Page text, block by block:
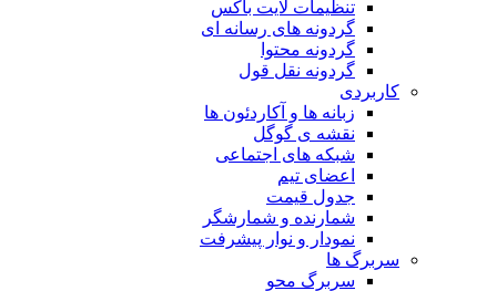
تنظیمات لایت باکس
گردونه های رسانه ای
گردونه محتوا
گردونه نقل قول
کاربردی
زبانه ها و آکاردئون ها
نقشه ی گوگل
شبکه های اجتماعی
اعضای تیم
جدول قیمت
شمارنده و شمارشگر
نمودار و نوار پیشرفت
سربرگ ها
سربرگ محو